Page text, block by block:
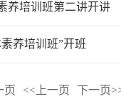
养培训班第二讲开讲
养培训班”开班
页 <<上一页 下一页